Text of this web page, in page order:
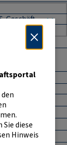
Geschäft
für
im
Sie diese
Hinweis